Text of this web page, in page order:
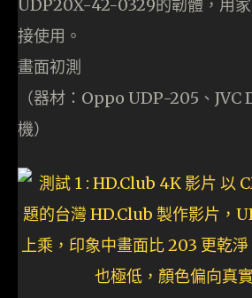
UDP20X-42-0329的韌體，用
接使用。
畫面初測
（器材：Oppo UDP-205、JVC
機）